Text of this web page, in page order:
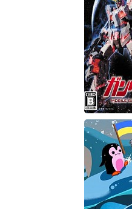
Dr. Fetus'